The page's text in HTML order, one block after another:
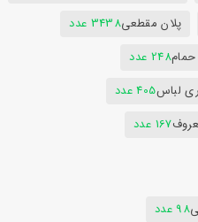
پلان مقطعی3438 عدد
248 عدد
لباس405 عدد
167 عدد
98 عدد